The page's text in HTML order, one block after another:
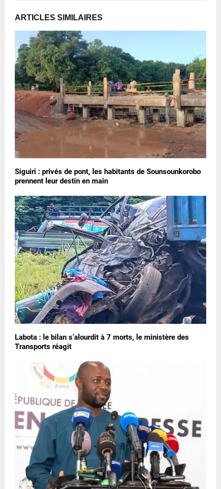
ARTICLES SIMILAIRES
Siguiri : privés de pont, les habitants de Sounsounkorobo
prennent leur destin en main
Labota : le bilan s’alourdit à 7 morts, le ministère des
Transports réagit